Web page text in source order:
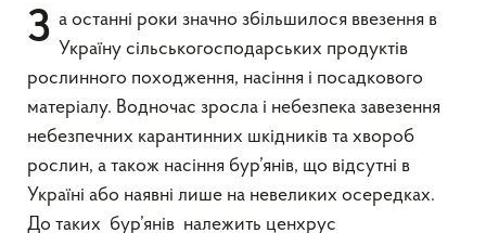
За останні роки значно збільшилося ввезення в Україну сільськогосподарських продуктів
рослинного походження, насіння і посадкового
матеріалу. Водночас зросла і небезпека завезення
небезпечних карантинних шкідників та хвороб
рослин, а також насіння бур’янів, що відсутні в
Україні або наявні лише на невеликих осередках.
До таких бур’янів належить ценхрус